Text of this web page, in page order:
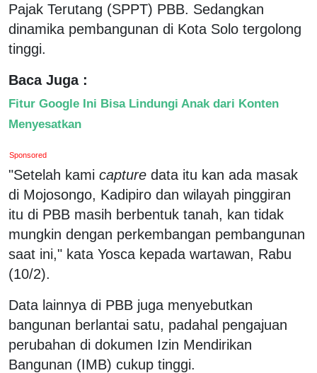
Pajak Terutang (SPPT) PBB. Sedangkan
dinamika pembangunan di Kota Solo tergolong
tinggi.
Baca Juga :
Fitur Google Ini Bisa Lindungi Anak dari Konten
Menyesatkan
Sponsored
"Setelah kami capture data itu kan ada masak
di Mojosongo, Kadipiro dan wilayah pinggiran
itu di PBB masih berbentuk tanah, kan tidak
mungkin dengan perkembangan pembangunan
saat ini," kata Yosca kepada wartawan, Rabu
(10/2).
Data lainnya di PBB juga menyebutkan
bangunan berlantai satu, padahal pengajuan
perubahan di dokumen Izin Mendirikan
Bangunan (IMB) cukup tinggi.